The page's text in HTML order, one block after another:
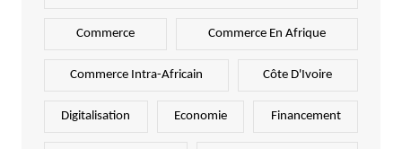
Commerce Commerce En Afrique
Commerce Intra-Africain Côte D'Ivoire
Digitalisation Economie Financement